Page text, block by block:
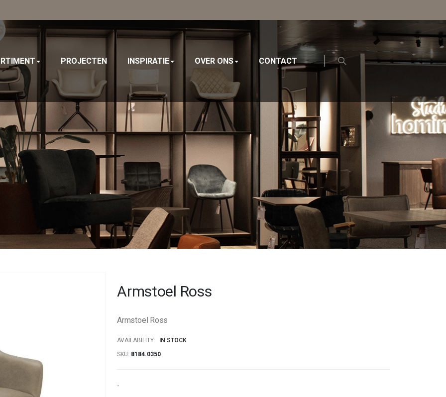
PROJECTEN INSPIRATIE OVER ONS CONTACT
Armstoel Ross
Armstoel Ross
AVAILABILITY:
IN STOCK
SKU 8184.0350
-